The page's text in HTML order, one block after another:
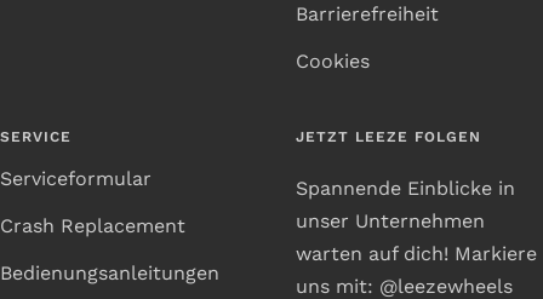
Barrierefreiheit
Cookies
SERVICE
Serviceformular
Crash Replacement
Bedienungsanleitungen
JETZT LEEZE FOLGEN
Spannende Einblicke in
unser Unternehmen
warten auf dich! Markiere
uns mit: @leezewheels